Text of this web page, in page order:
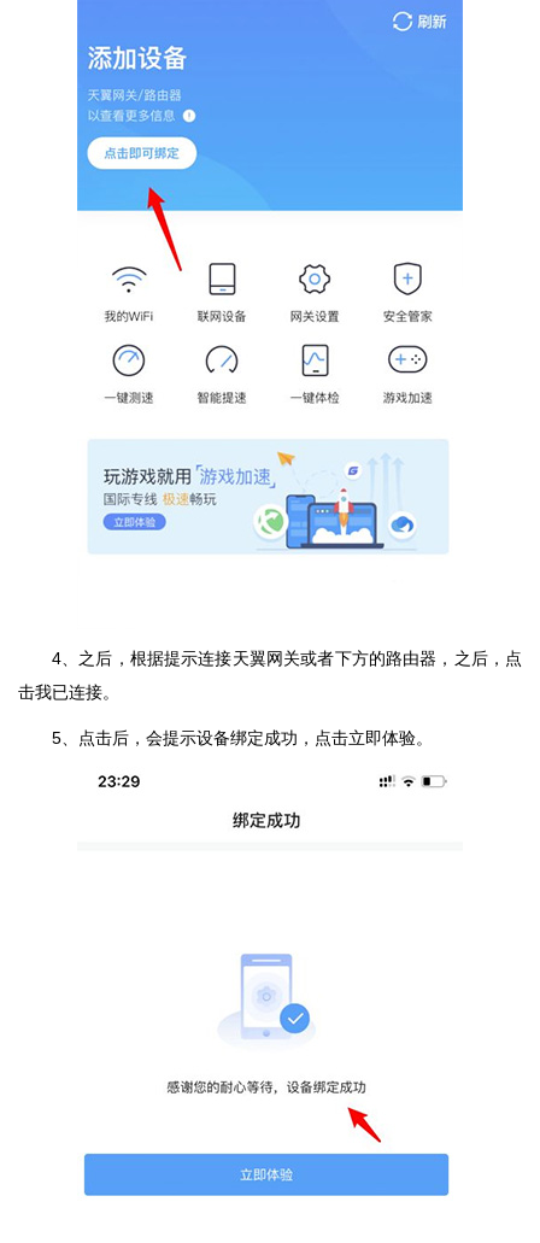
4、之后，根据提示连接天翼网关或者下方的路由器，之后，点
击我已连接。
5、点击后，会提示设备绑定成功，点击立即体验。